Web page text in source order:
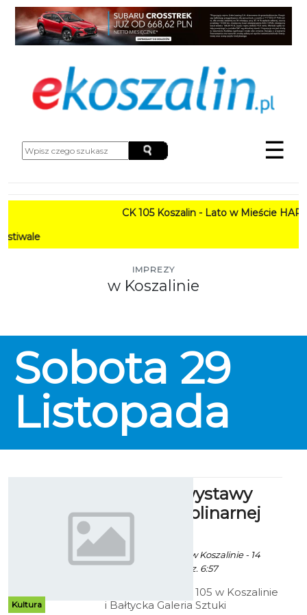
☰
CK 105 Koszalin - Lato w Mieście
IMPREZY
w Koszalinie
Sobota 29
Listopada
Kultura
IX edycja wystawy
interdyscyplinarnej
„Fala”
Ekoszalin za CK105 w Koszalinie - 14
Listopada 2014 godz. 6:57
Centrum Kultury 105 w Koszalinie
i Bałtycka Galeria Sztuki